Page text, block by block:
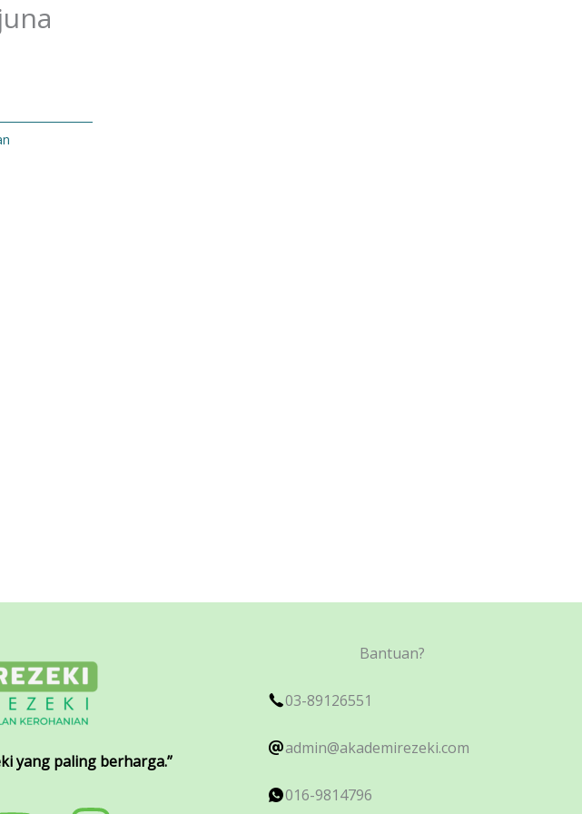
yang paling berharga.”
Bantuan?
03-89126551
admin@akademirezeki.com
016-9814796